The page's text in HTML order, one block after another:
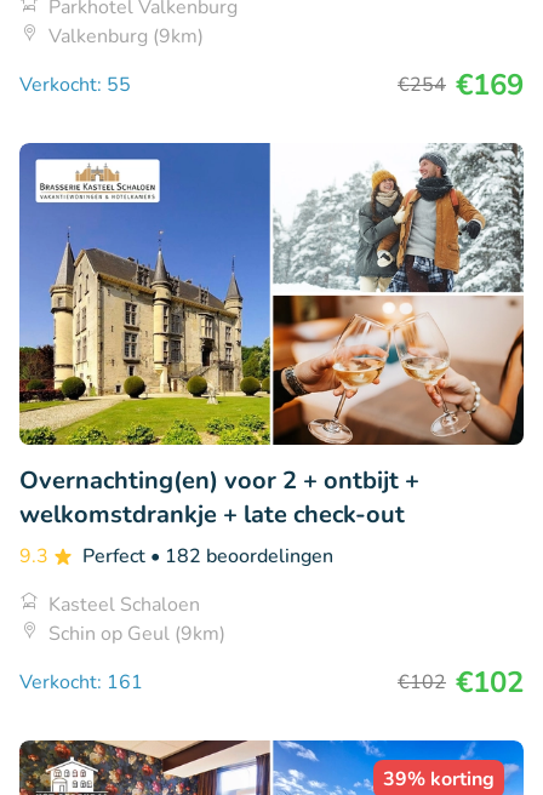
Parkhotel Valkenburg
Valkenburg (9km)
Verkocht: 55
€254 €169
Overnachting(en) voor 2 + ontbijt +
welkomstdrankje + late check-out
9.3 Perfect • 182 beoordelingen
Kasteel Schaloen
Schin op Geul (9km)
Verkocht: 161
€102 €102
39% korting